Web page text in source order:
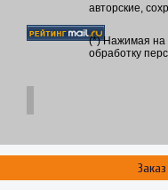
авторские,
(*) Нажимая на
обработку